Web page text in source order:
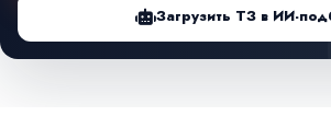
Загрузить ТЗ в ИИ-